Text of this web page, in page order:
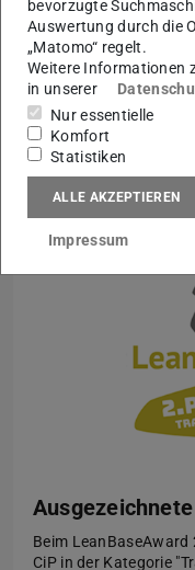
‚Mit Unternehmen
geht an die
gelungenes Beispiel
gelungenen
Industrie“, so die Jury
Entscheidung.
Mehr erfahren
Beim
CiP in der Kategorie
bevorzugte
Auswertung durch die
„Matomo“ regelt.
Weitere Informationen
in unserer
Nur essentielle
Komfort
Statistiken
ALLE AKZEPTIEREN
Impressum